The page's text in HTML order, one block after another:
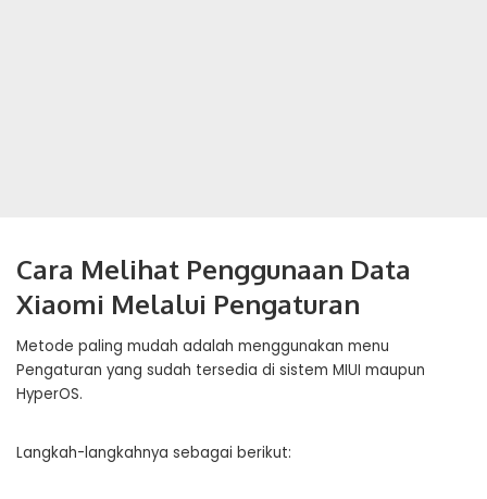
Cara Melihat Penggunaan Data
Xiaomi Melalui Pengaturan
Metode paling mudah adalah menggunakan menu
Pengaturan yang sudah tersedia di sistem MIUI maupun
HyperOS.
Langkah-langkahnya sebagai berikut: